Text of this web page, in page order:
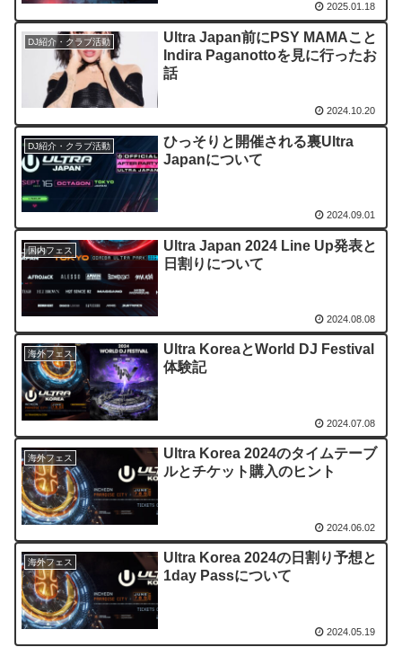
2025.01.18
DJ紹介・クラブ活動
Ultra Japan前にPSY MAMAこと
Indira Paganottoを見に行ったお
話
2024.10.20
DJ紹介・クラブ活動
ひっそりと開催される裏Ultra
Japanについて
2024.09.01
国内フェス
Ultra Japan 2024 Line Up発表と
日割りについて
2024.08.08
海外フェス
Ultra KoreaとWorld DJ Festival
体験記
2024.07.08
海外フェス
Ultra Korea 2024のタイムテーブ
ルとチケット購入のヒント
2024.06.02
海外フェス
Ultra Korea 2024の日割り予想と
1day Passについて
2024.05.19